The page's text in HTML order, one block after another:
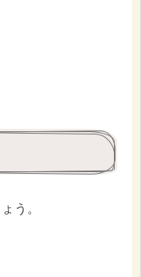
う。